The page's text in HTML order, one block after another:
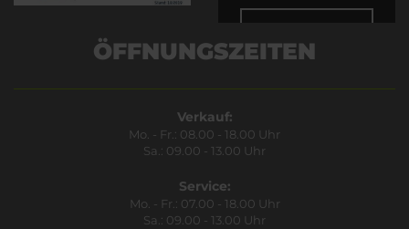
ÖFFNUNGSZEITEN
Verkauf:
Mo. - Fr.: 08.00 - 18.00 Uhr
Sa.: 09.00 - 13.00 Uhr
Service:
Mo. - Fr.: 07.00 - 18.00 Uhr
Sa.: 09.00 - 13.00 Uhr